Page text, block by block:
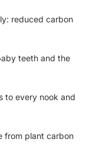
reduced carbon
teeth and the
to every nook and
from plant carbon